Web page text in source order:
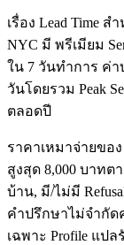
เรื่อง Lead Time
NYC มี พรีเมียม
ใน 7 วันทำการ ค่าบ
วันโดยรวม Peak
ตลอดปี
ราคาเหมาจ่ายขอ
สูงสุด 8,000 บาท
บ้าน, มี/ไม่มี
คำปรึกษาไม่จำกัด
เฉพาะ Profile แปล